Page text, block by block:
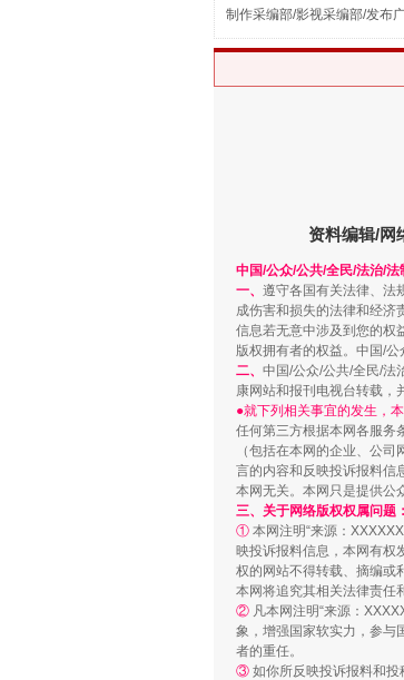
站台名比不
制作采编部/影视采编部/发布
资料编辑/网
中国/公众/公共/全民/法治/
一、 遵守各国有关法律、法
成伤害和损失的法律和经济
信息若无意中涉及到您的权
版权拥有者的权益。中国/
二、 中国/公众/公共/全民/法
康网站和报刊电视台转载，
●就下列相关事宜的发生，
任何第三方根据本网各服务
（包括在本网的企业、公司
言的内容和反映投诉报料信
本网无关。本网只是提供公
三、关于网络版权权属问题：
① 本网注明“来源：
映投诉报料信息，本网有权
权的网站不得转载、摘编或
本网将追究其相关法律责任
② 凡本网注明“来源：
象，增强国家软实力，参与
者的重任。
③ 如你所反映投诉报料和